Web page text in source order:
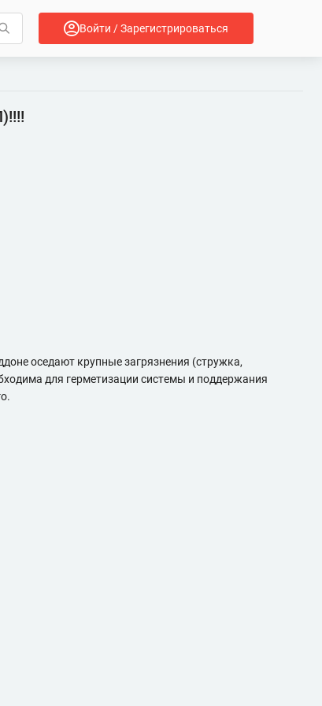
Войти / Зарегистрироваться
оседают крупные загрязнения (стружка,
для герметизации системы и поддержания